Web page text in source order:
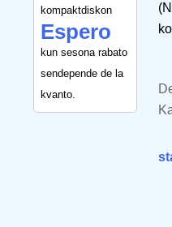
kompaktdiskon
Espero
kun sesona rabato
sendepende de la
kvanto.